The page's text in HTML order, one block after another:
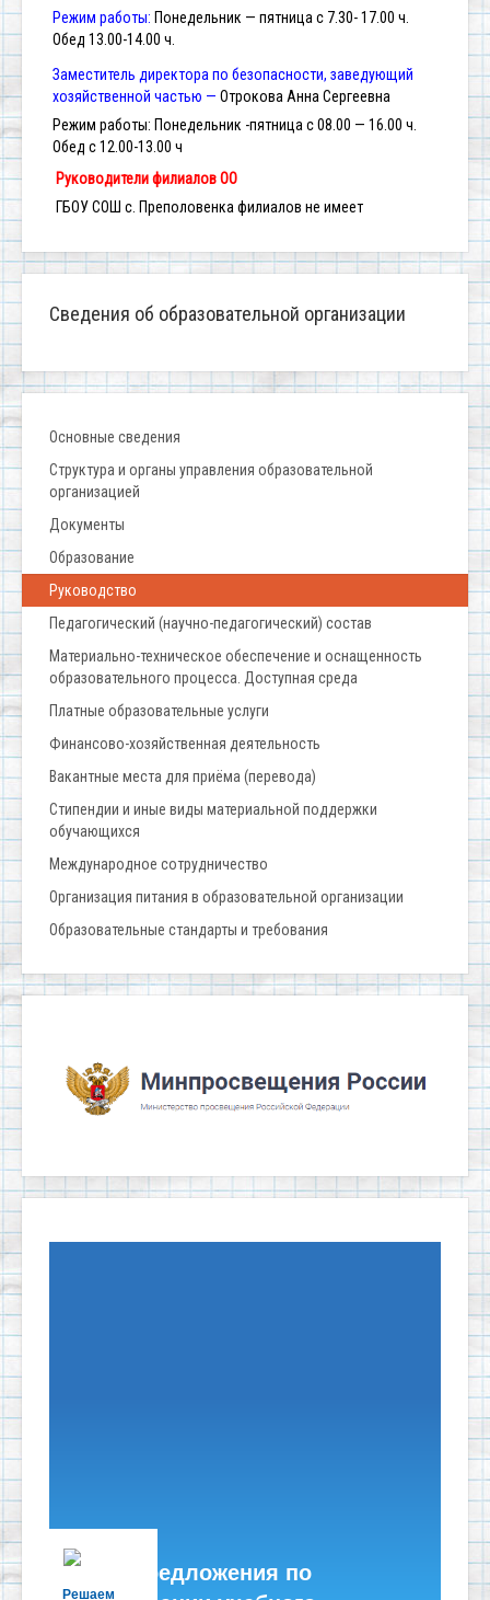
Режим работы: Понедельник — пятница с 7.30- 17.00 ч.
Обед 13.00-14.00 ч.
Заместитель директора по безопасности, заведующий
хозяйственной частью — Отрокова Анна Сергеевна
Режим работы: Понедельник -пятница с 08.00 — 16.00 ч.
Обед с 12.00-13.00 ч
Руководители филиалов ОО
ГБОУ СОШ с. Преполовенка филиалов не имеет
Сведения об образовательной организации
Основные сведения
Структура и органы управления образовательной
организацией
Документы
Образование
Руководство
Педагогический (научно-педагогический) состав
Материально-техническое обеспечение и оснащенность
образовательного процесса. Доступная среда
Платные образовательные услуги
Финансово-хозяйственная деятельность
Вакантные места для приёма (перевода)
Стипендии и иные виды материальной поддержки
обучающихся
Международное сотрудничество
Организация питания в образовательной организации
Образовательные стандарты и требования
Решаем
Есть предложения по